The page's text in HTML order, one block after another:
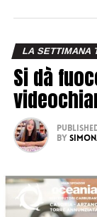
LA SETTIMANA
Si dà
By